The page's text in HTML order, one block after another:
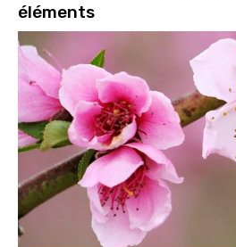
éléments